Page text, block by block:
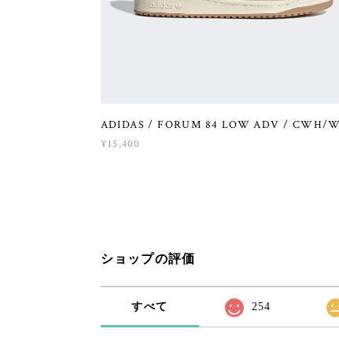
ADIDAS / FORUM 84 LOW ADV / CWH/
¥15,400
ショップの評価
すべて 254